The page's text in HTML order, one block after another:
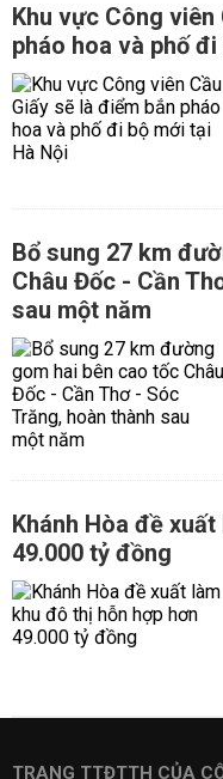
Khu vực Công viên
pháo hoa và phố
Bổ sung 27 km
Châu Đốc - Cần
sau một năm
Khánh Hòa đề
49.000 tỷ đồng
TRANG TTĐTTH CỦA